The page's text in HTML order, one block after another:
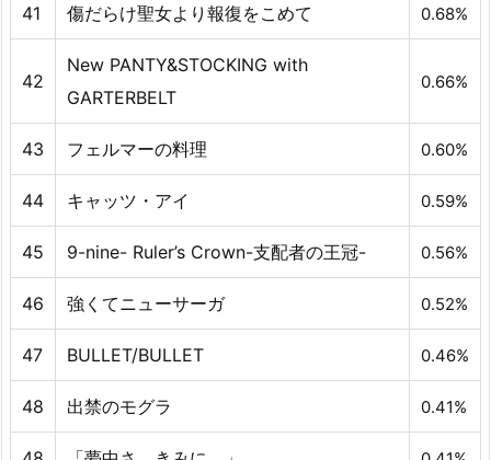
41 傷だらけ聖女より報復をこめて 0.68%
42
New PANTY&STOCKING with
GARTERBELT
0.66%
43 フェルマーの料理 0.60%
44 キャッツ・アイ 0.59%
45 9-nine- Ruler’s Crown-支配者の王冠- 0.56%
46 強くてニューサーガ 0.52%
47 BULLET/BULLET 0.46%
48 出禁のモグラ 0.41%